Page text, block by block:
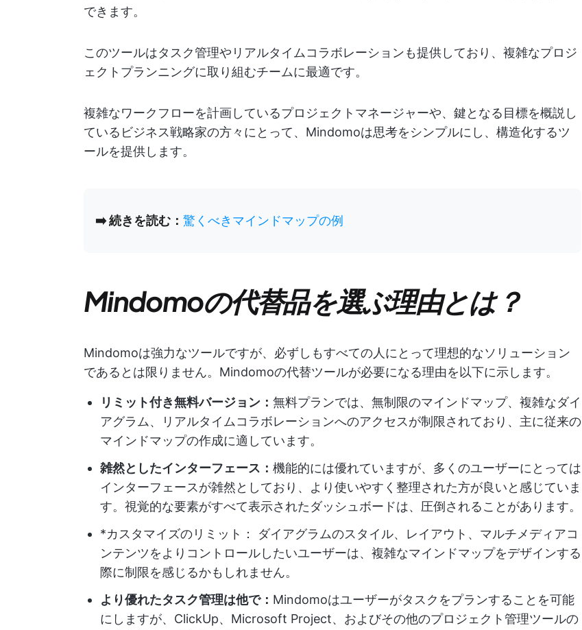
できます。
このツールはタスク管理やリアルタイムコラボレーションも提供しており、複雑なプロジ
ェクトプランニングに取り組むチームに最適です。
複雑なワークフローを計画しているプロジェクトマネージャーや、鍵となる目標を概説し
ているビジネス戦略家の方々にとって、Mindomoは思考をシンプルにし、構造化するツ
ールを提供します。
➡️ 続きを読む： 驚くべきマインドマップの例
Mindomoの代替品を選ぶ理由とは？
Mindomoは強力なツールですが、必ずしもすべての人にとって理想的なソリューション
であるとは限りません。Mindomoの代替ツールが必要になる理由を以下に示します。
リミット付き無料バージョン： 無料プランでは、無制限のマインドマップ、複雑なダイ
アグラム、リアルタイムコラボレーションへのアクセスが制限されており、主に従来の
マインドマップの作成に適しています。
雑然としたインターフェース： 機能的には優れていますが、多くのユーザーにとっては
インターフェースが雑然としており、より使いやすく整理された方が良いと感じていま
す。視覚的な要素がすべて表示されたダッシュボードは、圧倒されることがあります。
*カスタマイズのリミット： ダイアグラムのスタイル、レイアウト、マルチメディアコ
ンテンツをよりコントロールしたいユーザーは、複雑なマインドマップをデザインする
際に制限を感じるかもしれません。
より優れたタスク管理は他で： Mindomoはユーザーがタスクをプランすることを可能
にしますが、ClickUp、Microsoft Project、およびその他のプロジェクト管理ツールの